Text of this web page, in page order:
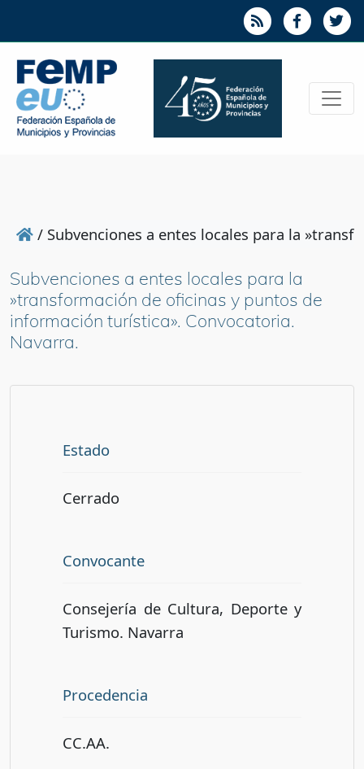
/ Subvenciones a entes locales para la
Subvenciones a entes locales para la
»transformación de oficinas y puntos de
información turística». Convocatoria.
Navarra.
Estado
Cerrado
Convocante
Consejería de Cultura, Deporte y
Turismo. Navarra
Procedencia
CC.AA.